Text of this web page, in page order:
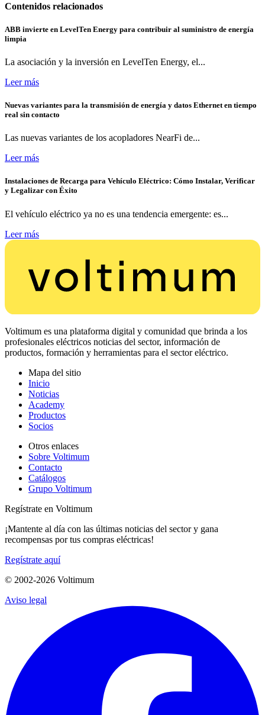
Contenidos relacionados
ABB invierte en LevelTen Energy para contribuir al suministro de energía
limpia
La asociación y la inversión en LevelTen Energy, el...
Leer más
Nuevas variantes para la transmisión de energía y datos Ethernet en tiempo
real sin contacto
Las nuevas variantes de los acopladores NearFi de...
Leer más
Instalaciones de Recarga para Vehículo Eléctrico: Cómo Instalar, Verificar
y Legalizar con Éxito
El vehículo eléctrico ya no es una tendencia emergente: es...
Leer más
Voltimum es una plataforma digital y comunidad que brinda a los
profesionales eléctricos noticias del sector, información de
productos, formación y herramientas para el sector eléctrico.
Mapa del sitio
Inicio
Noticias
Academy
Productos
Socios
Otros enlaces
Sobre Voltimum
Contacto
Catálogos
Grupo Voltimum
Regístrate en Voltimum
¡Mantente al día con las últimas noticias del sector y gana
recompensas por tus compras eléctricas!
Regístrate aquí
© 2002-2026 Voltimum
Aviso legal